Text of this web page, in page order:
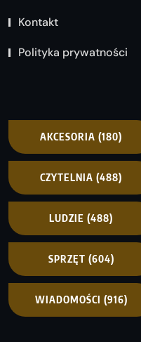
Kontakt
Polityka prywatności
AKCESORIA (180)
CZYTELNIA (488)
LUDZIE (488)
SPRZĘT (604)
WIADOMOŚCI (916)